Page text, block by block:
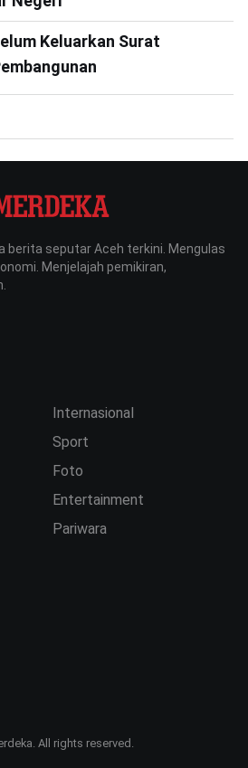
Keluarkan Surat
berita seputar Aceh terkini. Mengulas
Menjelajah pemikiran,
Internasional
Sport
Foto
Entertainment
Pariwara
All rights reserved.